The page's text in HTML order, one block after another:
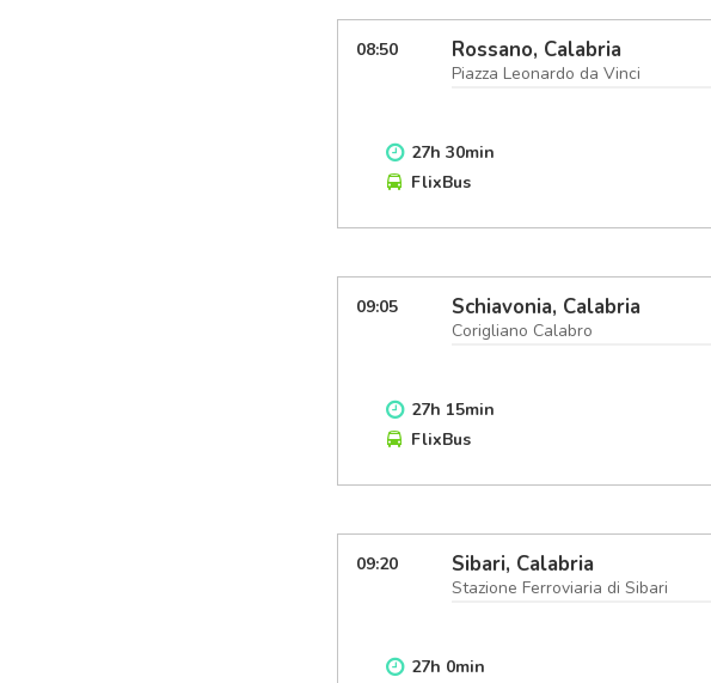
08:50 Rossano, Calabria
Piazza Leonardo da Vinci
27h 30min
FlixBus
09:05 Schiavonia, Calabria
Corigliano Calabro
27h 15min
FlixBus
09:20 Sibari, Calabria
Stazione Ferroviaria di Sibari
27h 0min